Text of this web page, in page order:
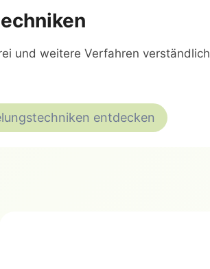
und weitere Verfahren verständlich
entdecken